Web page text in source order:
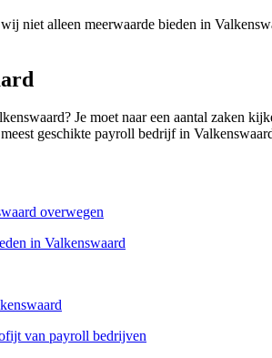
niet alleen meerwaarde bieden in
Je moet naar een aantal zaken
geschikte payroll bedrijf in
overwegen
in Valkenswaard
van payroll bedrijven